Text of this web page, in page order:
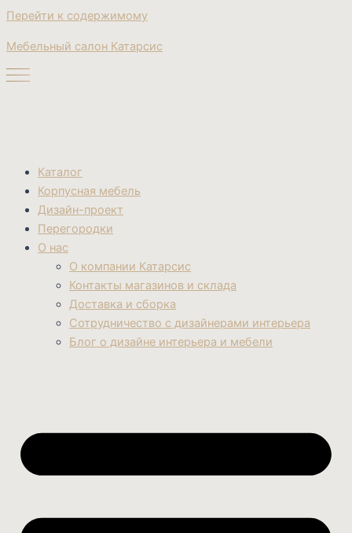
Перейти к содержимому
Мебельный салон Катарсис
Каталог
Корпусная мебель
Дизайн-проект
Перегородки
О нас
О компании Катарсис
Контакты магазинов и склада
Доставка и сборка
Сотрудничество с дизайнерами интерьера
Блог о дизайне интерьера и мебели